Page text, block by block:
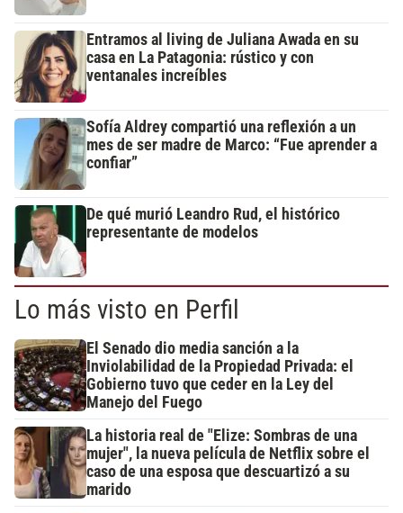
Entramos al living de Juliana Awada en su
casa en La Patagonia: rústico y con
ventanales increíbles
Sofía Aldrey compartió una reflexión a un
mes de ser madre de Marco: “Fue aprender a
confiar”
De qué murió Leandro Rud, el histórico
representante de modelos
Lo más visto en Perfil
El Senado dio media sanción a la
Inviolabilidad de la Propiedad Privada: el
Gobierno tuvo que ceder en la Ley del
Manejo del Fuego
La historia real de "Elize: Sombras de una
mujer", la nueva película de Netflix sobre el
caso de una esposa que descuartizó a su
marido